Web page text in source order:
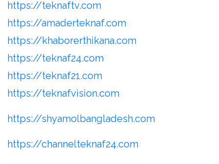
https://teknaftv.com
https://amaderteknaf.com
https://khaborerthikana.com
https://teknaf24.com
https://teknaf21.com
https://teknafvision.com
https://shyamolbangladesh.com
https://channelteknaf24.com